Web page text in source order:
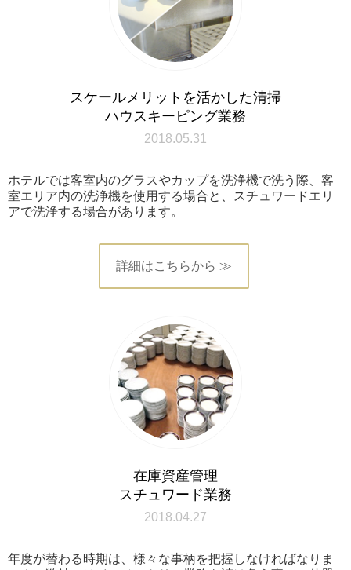
スケールメリットを活かした清掃
ハウスキーピング業務
2018.05.31
ホテルでは客室内のグラスやカップを洗浄機で洗う際、客
室エリア内の洗浄機を使用する場合と、スチュワードエリ
アで洗浄する場合があります。
詳細はこちらから ≫
在庫資産管理
スチュワード業務
2018.04.27
年度が替わる時期は、様々な事柄を把握しなければなりま